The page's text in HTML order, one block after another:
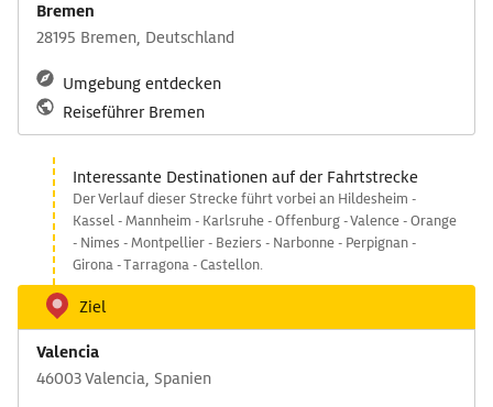
Bremen
28195 Bremen, Deutschland
Umgebung entdecken
Reiseführer Bremen
Interessante Destinationen auf der Fahrtstrecke
Der Verlauf dieser Strecke führt vorbei an Hildesheim -
Kassel - Mannheim - Karlsruhe - Offenburg - Valence - Orange
- Nimes - Montpellier - Beziers - Narbonne - Perpignan -
Girona - Tarragona - Castellon.
Ziel
Valencia
46003 Valencia, Spanien